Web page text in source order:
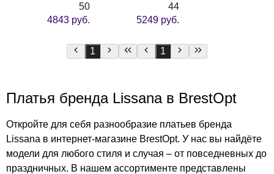
50
4843 руб.
44
5249 руб.
1 1
Платья бренда Lissana в BrestOpt
Откройте для себя разнообразие платьев бренда
Lissana в интернет-магазине BrestOpt. У нас вы найдёте
модели для любого стиля и случая – от повседневных до
праздничных. В нашем ассортименте представлены